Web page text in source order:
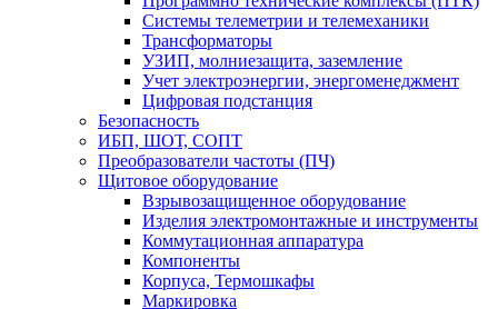
Системы телеметрии и телемеханики
Трансформаторы
УЗИП, молниезащита, заземление
Учет электроэнергии, энергоменеджмент
Цифровая подстанция
Безопасность
ИБП, ШОТ, СОПТ
Преобразователи частоты (ПЧ)
Щитовое оборудование
Взрывозащищенное оборудование
Изделия электромонтажные и инструменты
Коммутационная аппаратура
Компоненты
Корпуса, Термошкафы
Маркировка